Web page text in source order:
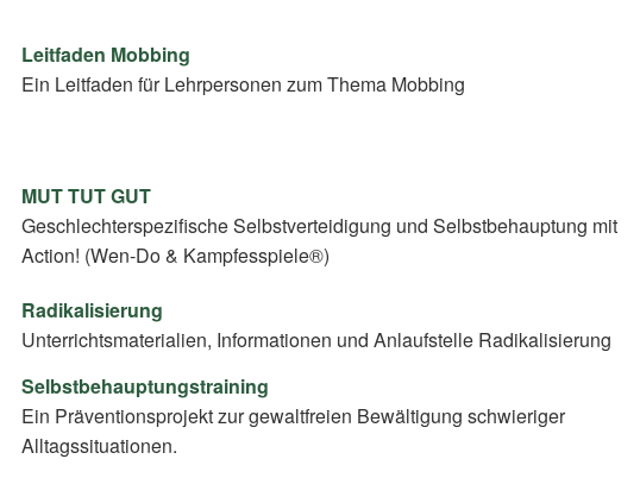
Leitfaden Mobbing
Ein Leitfaden für Lehrpersonen zum Thema Mobbing
MUT TUT GUT
Geschlechterspezifische Selbstverteidigung und Selbstbehauptung mit
Action! (Wen-Do & Kampfesspiele®)
Radikalisierung
Unterrichtsmaterialien, Informationen und Anlaufstelle Radikalisierung
Selbstbehauptungstraining
Ein Präventionsprojekt zur gewaltfreien Bewältigung schwieriger
Alltagssituationen.